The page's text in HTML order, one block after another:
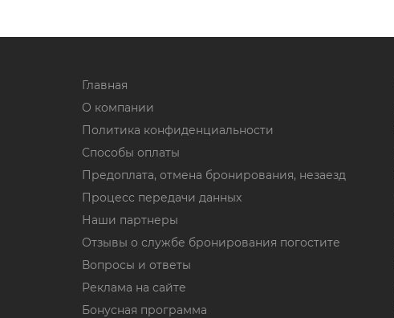
Главная
О компании
Политика конфиденциальности
Способы оплаты
Предоплата, отмена бронирования, незаезд
Процесс передачи данных
Наши партнеры
Отзывы о службе бронирования погостите
Вопросы и ответы
Реклама на сайте
Бонусная программа